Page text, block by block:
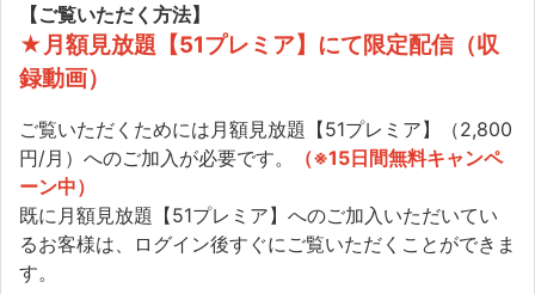
【ご覧いただく方法】
★月額見放題【51プレミア】にて限定配信（収
録動画）
ご覧いただくためには月額見放題【51プレミア】（2,800
円/月）へのご加入が必要です。
（※15日間無料キャンペ
ーン中）
既に月額見放題【51プレミア】へのご加入いただいてい
るお客様は、ログイン後すぐにご覧いただくことができま
す。